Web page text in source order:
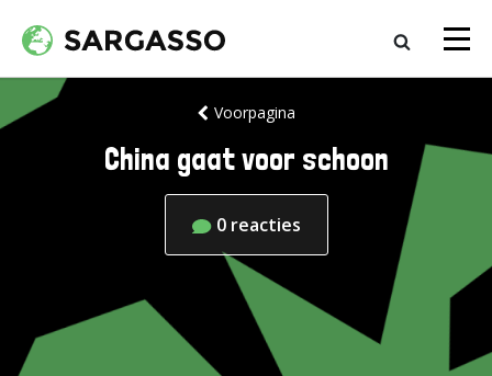
Voorpagina
China gaat voor schoon
0 reacties